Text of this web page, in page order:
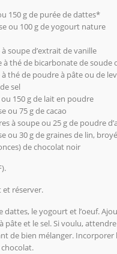
150 g de purée de dattes*
ou 100 g de yogourt nature
à soupe d’extrait de vanille
à thé de bicarbonate de soude
à thé de poudre à pâte ou de
sel
150 g de lait en poudre
ou 75 g de cacao
à soupe ou 25 g de poudre
ou 30 g de graines de lin,
de chocolat noir
et réserver.
dattes, le yogourt et l’oeuf.
pâte et le sel. Si voulu,
de bien mélanger. Incorporer
chocolat.